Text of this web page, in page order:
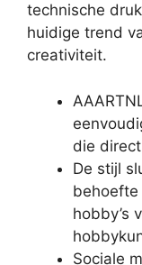
technische
huidige trend
creativiteit.
die
De stijl
behoefte
hobby’s
Sociale